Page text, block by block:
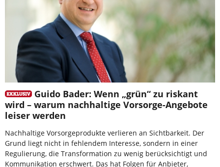
Guido Bader: Wenn „grün“ zu riskant
wird – warum nachhaltige Vorsorge-Angebote
leiser werden
Nachhaltige Vorsorgeprodukte verlieren an Sichtbarkeit. Der
Grund liegt nicht in fehlendem Interesse, sondern in einer
Regulierung, die Transformation zu wenig berücksichtigt und
Kommunikation erschwert. Das hat Folgen für Anbieter,